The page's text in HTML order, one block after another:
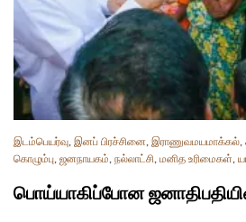
இடம்பெயர்வு, இனப் பிரச்சினை, இராணுவமயமாக்கல்,
கொழும்பு, ஜனநாயகம், நல்லாட்சி, மனித உரிமைகள்,
பொய்யாகிப்போன